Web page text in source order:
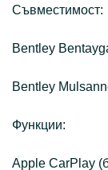
Съвместимост:
Bentley
Bentley
Функции:
Apple CarPlay